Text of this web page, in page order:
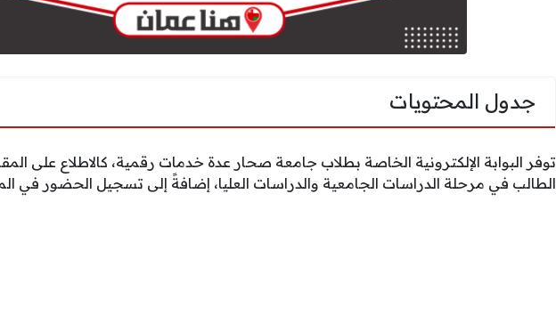
جدول المحتويات
توفر البوابة الإلكترونية الخاصة بطلاب جامعة صحار عدة خدمات رقمية، كالاطلاع على
الطالب في مرحلة الدراسات الجامعية والدراسات العليا، إضافةً إلى تسجيل الحضور في